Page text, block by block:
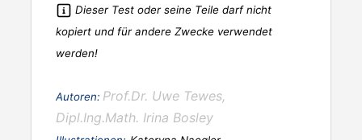
Dieser Test oder seine Teile darf nicht
kopiert und für andere Zwecke verwendet
werden!
Autoren: Prof.Dr. Uwe Tewes,
Dipl.Ing.Math. Irina Bosley